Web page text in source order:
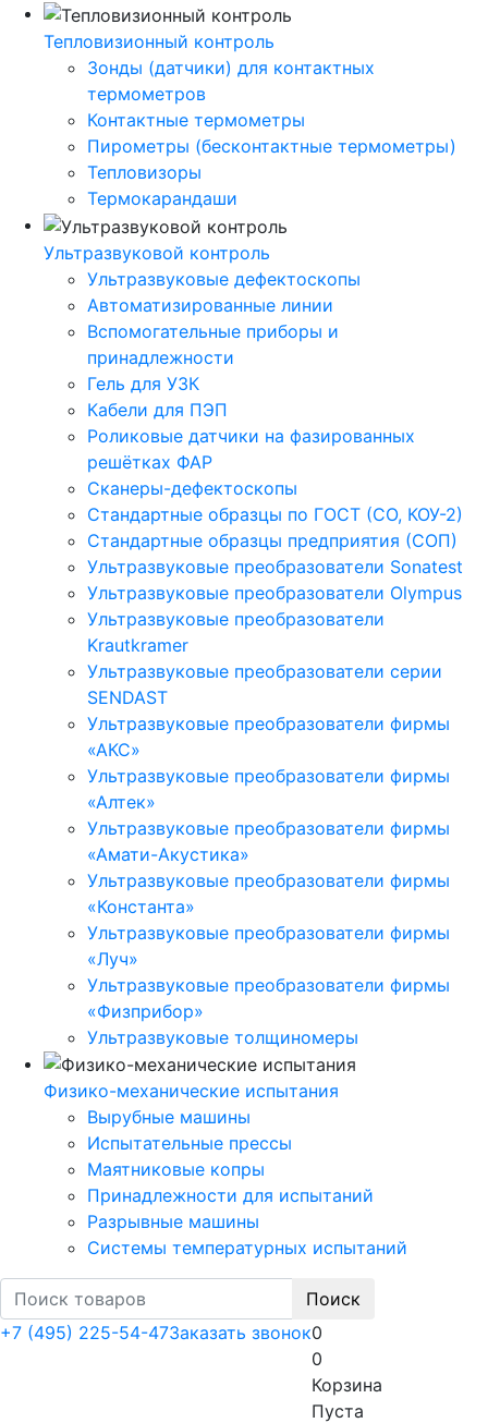
Тепловизионный контроль
Зонды (датчики) для контактных
термометров
Контактные термометры
Пирометры (бесконтактные термометры)
Тепловизоры
Термокарандаши
Ультразвуковой контроль
Ультразвуковые дефектоскопы
Автоматизированные линии
Вспомогательные приборы и
принадлежности
Гель для УЗК
Кабели для ПЭП
Роликовые датчики на фазированных
решётках ФАР
Сканеры-дефектоскопы
Стандартные образцы по ГОСТ (СО, КОУ-2)
Стандартные образцы предприятия (СОП)
Ультразвуковые преобразователи Sonatest
Ультразвуковые преобразователи Olympus
Ультразвуковые преобразователи
Krautkramer
Ультразвуковые преобразователи серии
SENDAST
Ультразвуковые преобразователи фирмы
«АКС»
Ультразвуковые преобразователи фирмы
«Алтек»
Ультразвуковые преобразователи фирмы
«Амати-Акустика»
Ультразвуковые преобразователи фирмы
«Константа»
Ультразвуковые преобразователи фирмы
«Луч»
Ультразвуковые преобразователи фирмы
«Физприбор»
Ультразвуковые толщиномеры
Физико-механические испытания
Вырубные машины
Испытательные прессы
Маятниковые копры
Принадлежности для испытаний
Разрывные машины
Системы температурных испытаний
Поиск
+7 (495) 225-54-47Заказать звонок0
0
Корзина
Пуста